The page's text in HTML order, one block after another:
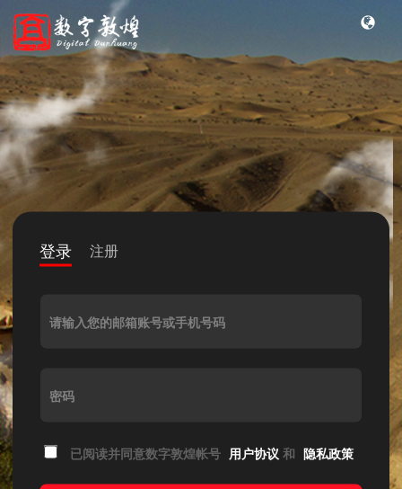
登录 注册
请输入您的邮箱账号或手机号码
密码
已阅读并同意数字敦煌帐号 用户协议 和 隐私政策